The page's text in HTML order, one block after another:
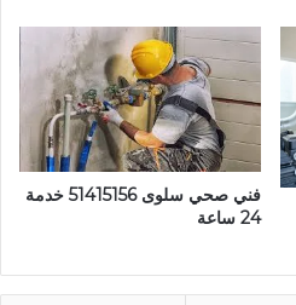
فني صحي سلوى 51415156 خدمة
24 ساعة